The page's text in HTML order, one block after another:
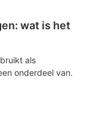
wat is het
als
onderdeel van.